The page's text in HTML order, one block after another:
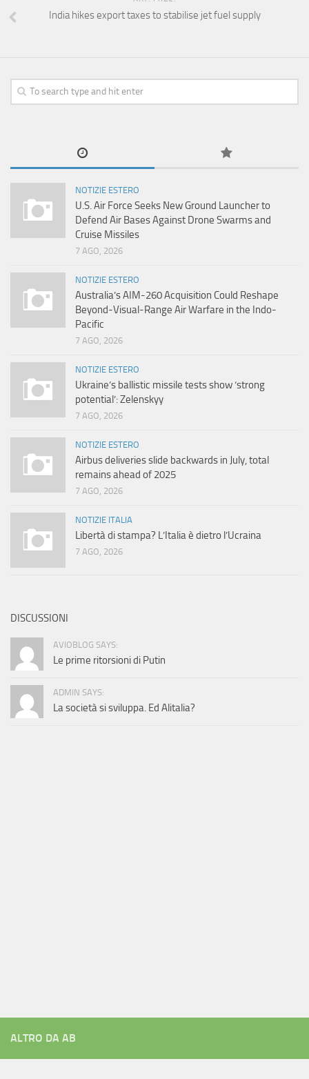
India hikes export taxes to stabilise jet fuel supply
NOTIZIE ESTERO
U.S. Air Force Seeks New Ground Launcher to
Defend Air Bases Against Drone Swarms and
Cruise Missiles
7 AGO, 2026
NOTIZIE ESTERO
Australia’s AIM-260 Acquisition Could Reshape
Beyond-Visual-Range Air Warfare in the Indo-
Pacific
7 AGO, 2026
NOTIZIE ESTERO
Ukraine’s ballistic missile tests show ‘strong
potential’: Zelenskyy
7 AGO, 2026
NOTIZIE ESTERO
Airbus deliveries slide backwards in July, total
remains ahead of 2025
7 AGO, 2026
NOTIZIE ITALIA
Libertà di stampa? L’Italia è dietro l’Ucraina
7 AGO, 2026
DISCUSSIONI
AVIOBLOG SAYS:
Le prime ritorsioni di Putin
ADMIN SAYS:
La società si sviluppa. Ed Alitalia?
ALTRO DA AB